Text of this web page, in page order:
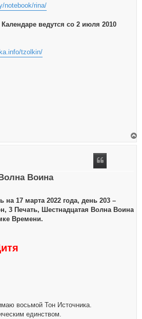
notebook/rina/
ведутся со 2 июля 2010
tzolkin/
Воина
на 17 марта 2022 года, день 203 –
3 Печать, Шестнадцатая Волна Воина
Времени.
восьмой Тон Источника.
единством.